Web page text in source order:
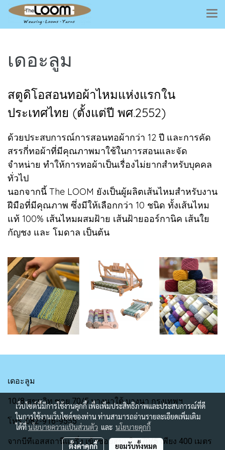
เดอะลูม
สตูดิโอสอนทอผ้าไหมแห่งแรกใน
ประเทศไทย (ตั้งแต่ปี พศ.2552)
ด้วยประสบการณ์การสอนทอผ้ากว่า 12 ปี และการคัด
สรรกี่ทอผ้าที่มีคุณภาพมาใช้ในการสอนและจัด
จำหน่าย ทำให้การทอผ้าเป็นเรื่องไม่ยากสำหรับบุคคล
ทั่วไป
นอกจากนี้ The LOOM ยังเป็นผู้ผลิตเส้นไหมสำหรับงาน
ฝีมือที่มีคุณภาพ ซึ่งมีให้เลือกกว่า 10 ชนิด ทั้งเส้นไหม
แท้ 100% เส้นไหมผสมฝ้าย เส้นฝ้ายออร์กานิค เส้นใย
กัญชง และ โมดาล เป็นต้น
เดอะลูม
10/8 สุขุมวิท ซอย 70/5 บางนาใต้ บางนา กรุงเทพฯ
โทร. 082-916-9555
จากบีทีเอสสถานีแบริ่ง เข้าซอยสุขุมวิท 70/5 เพียง 400 เมตร
เว็บไซต์นี้มีการใช้งานคุกกี้ เพื่อเพิ่มประสิทธิภาพและประสบการณ์ที่ดี
ในการใช้งานเว็บไซต์ของท่าน ท่านสามารถอ่านรายละเอียดเพิ่มเติม
ได้ที่นโยบายความเป็นส่วนตัว และ นโยบายคุกกี้
ตั้งค่าคุกกี้ ยอมรับทั้งหมด